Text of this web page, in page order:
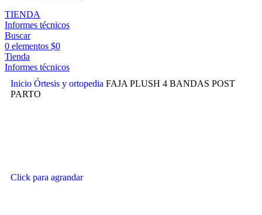
TIENDA
Informes técnicos
Buscar
0 elementos $0
Tienda
Informes técnicos
Inicio Órtesis y ortopedia FAJA PLUSH 4 BANDAS POST
PARTO
Click para agrandar